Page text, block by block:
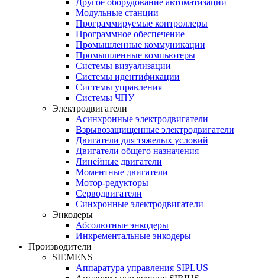
Другое оборудование автоматизации
Модульные станции
Программируемые контроллеры
Программное обеспечение
Промышленные коммуникации
Промышленные компьютеры
Системы визуализации
Системы идентификации
Системы управления
Системы ЧПУ
Электродвигатели
Асинхронные электродвигатели
Взрывозащищенные электродвигатели
Двигатели для тяжелых условий
Двигатели общего назначения
Линейные двигатели
Моментные двигатели
Мотор-редукторы
Серводвигатели
Синхронные электродвигатели
Энкодеры
Абсолютные энкодеры
Инкрементальные энкодеры
Производители
SIEMENS
Аппаратура управления SIPLUS